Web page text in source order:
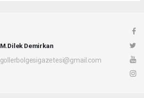
M.Dilek Demirkan
gollerbolgesigazetesi@gmail.com